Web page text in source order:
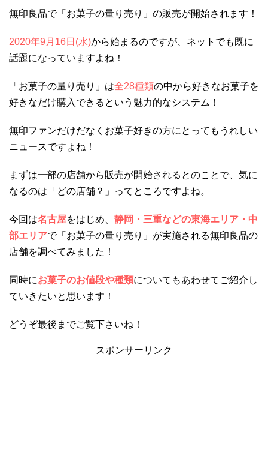
無印良品で「お菓子の量り売り」の販売が開始されます！
2020年9月16日(水)から始まるのですが、ネットでも既に
話題になっていますよね！
「お菓子の量り売り」は全28種類の中から好きなお菓子を
好きなだけ購入できるという魅力的なシステム！
無印ファンだけだなくお菓子好きの方にとってもうれしい
ニュースですよね！
まずは一部の店舗から販売が開始されるとのことで、気に
なるのは「どの店舗？」ってところですよね。
今回は名古屋をはじめ、 静岡・三重などの東海エリア・中
部エリアで「お菓子の量り売り」が実施される無印良品の
店舗を調べてみました！
同時にお菓子のお値段や種類についてもあわせてご紹介し
ていきたいと思います！
どうぞ最後までご覧下さいね！
スポンサーリンク